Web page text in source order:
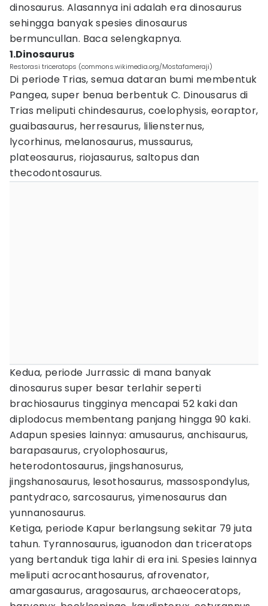
dinosaurus. Alasannya ini adalah era dinosaurus
sehingga banyak spesies dinosaurus
bermuncullan. Baca selengkapnya.
1.Dinosaurus
Restorasi triceratops (commons.wikimedia.org/Mostafameraji)
Di periode Trias, semua dataran bumi membentuk
Pangea, super benua berbentuk C. Dinousarus di
Trias meliputi chindesaurus, coelophysis, eoraptor,
guaibasaurus, herresaurus, liliensternus,
lycorhinus, melanosaurus, mussaurus,
plateosaurus, riojasaurus, saltopus dan
thecodontosaurus.
Kedua, periode Jurrassic di mana banyak
dinosaurus super besar terlahir seperti
brachiosaurus tingginya mencapai 52 kaki dan
diplodocus membentang panjang hingga 90 kaki.
Adapun spesies lainnya: amusaurus, anchisaurus,
barapasaurus, cryolophosaurus,
heterodontosaurus, jingshanosurus,
jingshanosaurus, lesothosaurus, massospondylus,
pantydraco, sarcosaurus, yimenosaurus dan
yunnanosaurus.
Ketiga, periode Kapur berlangsung sekitar 79 juta
tahun. Tyrannosaurus, iguanodon dan triceratops
yang bertanduk tiga lahir di era ini. Spesies lainnya
meliputi acrocanthosaurus, afrovenator,
amargasaurus, aragosaurus, archaeoceratops,